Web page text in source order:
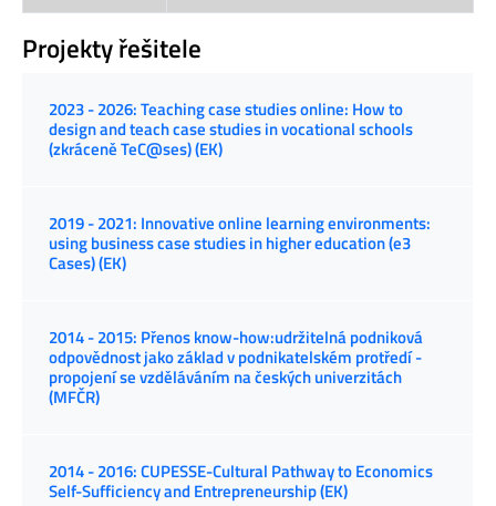
Projekty řešitele
2023 - 2026: Teaching case studies online: How to
design and teach case studies in vocational schools
(zkráceně TeC@ses) (EK)
2019 - 2021: Innovative online learning environments:
using business case studies in higher education (e3
Cases) (EK)
2014 - 2015: Přenos know-how:udržitelná podniková
odpovědnost jako základ v podnikatelském protředí -
propojení se vzděláváním na českých univerzitách
(MFČR)
2014 - 2016: CUPESSE-Cultural Pathway to Economics
Self-Sufficiency and Entrepreneurship (EK)